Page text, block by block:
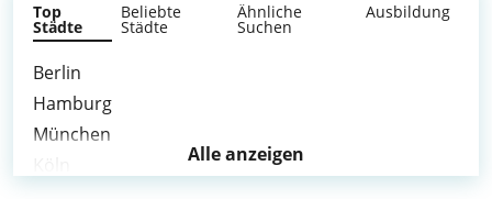
Top
Städte
Beliebte
Städte
Ähnliche
Suchen
Ausbildung
Berlin
Hamburg
München
Alle anzeigen